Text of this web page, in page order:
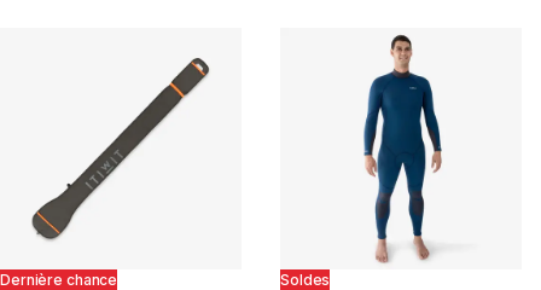
Dernière chance Soldes